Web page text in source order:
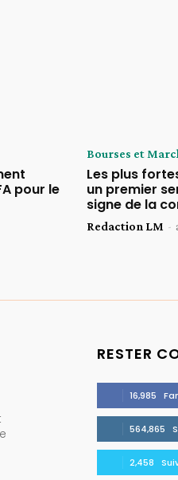
pour le
Bourses et
Les plus
un premier
signe de la
Redaction LM -
RESTER
16,985
564,865
2,458